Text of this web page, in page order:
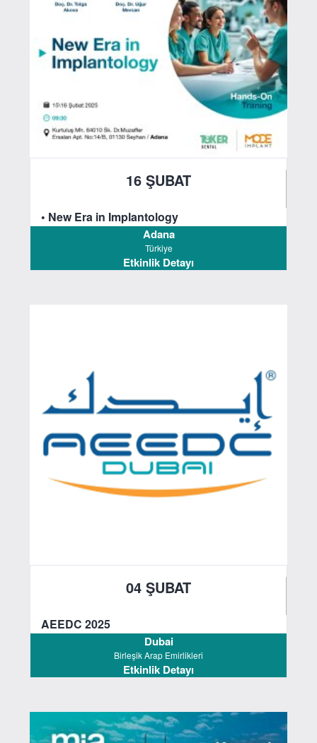
16 ŞUBAT
• New Era in Implantology
Adana
Türkiye
Etkinlik Detayı
04 ŞUBAT
AEEDC 2025
Dubai
Birleşik Arap Emirlikleri
Etkinlik Detayı